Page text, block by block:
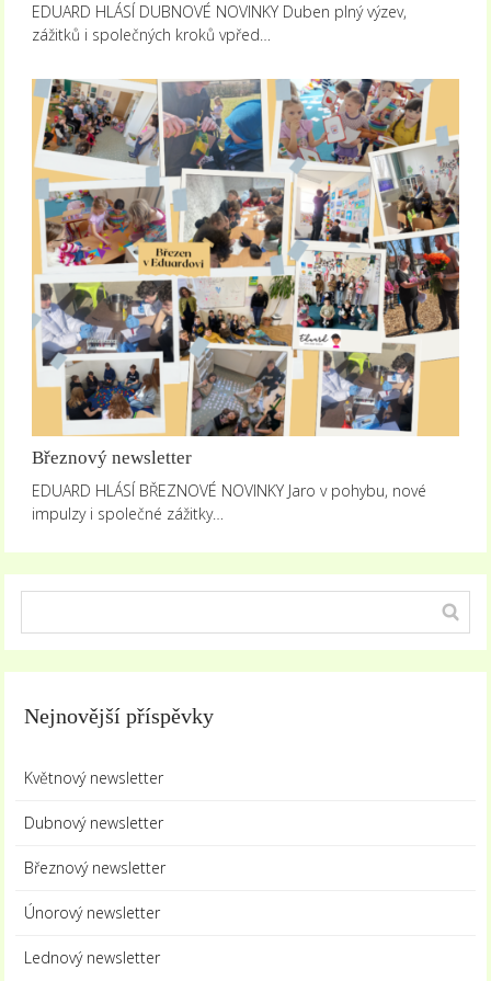
EDUARD HLÁSÍ DUBNOVÉ NOVINKY Duben plný výzev,
zážitků i společných kroků vpřed…
Březnový newsletter
EDUARD HLÁSÍ BŘEZNOVÉ NOVINKY Jaro v pohybu, nové
impulzy i společné zážitky…
Nejnovější příspěvky
Květnový newsletter
Dubnový newsletter
Březnový newsletter
Únorový newsletter
Lednový newsletter